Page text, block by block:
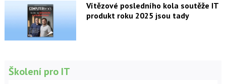
Vítězové posledního kola soutěže IT
produkt roku 2025 jsou tady
Školení pro IT